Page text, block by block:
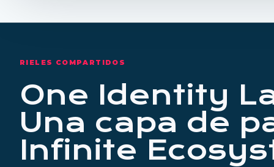
RIELES COMPARTIDOS
One Identity
Una capa de
Infinite